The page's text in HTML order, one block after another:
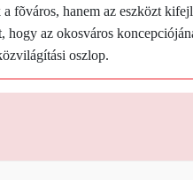
fõváros, hanem az eszközt
az okosváros
oszlop.